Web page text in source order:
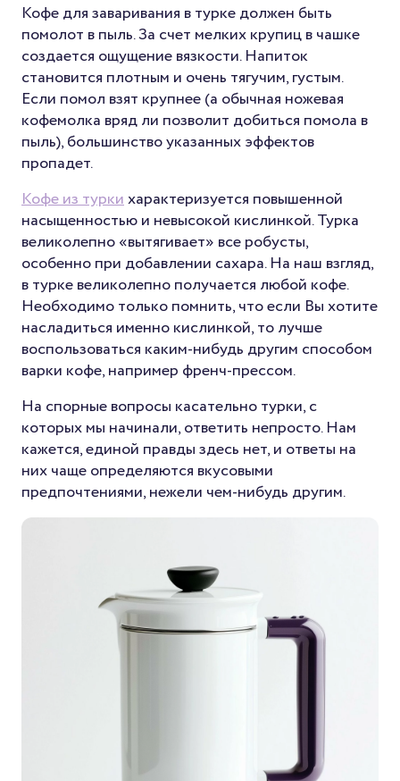
Кофе для заваривания в турке должен быть
помолот в пыль. За счет мелких крупиц в чашке
создается ощущение вязкости. Напиток
становится плотным и очень тягучим, густым.
Если помол взят крупнее (а обычная ножевая
кофемолка вряд ли позволит добиться помола в
пыль), большинство указанных эффектов
пропадет.
Кофе из туркихарактеризуется повышенной
насыщенностью и невысокой кислинкой. Турка
великолепно «вытягивает» все робусты,
особенно при добавлении сахара. На наш взгляд,
в турке великолепно получается любой кофе.
Необходимо только помнить, что если Вы хотите
насладиться именно кислинкой, то лучше
воспользоваться каким-нибудь другим способом
варки кофе, например френч-прессом.
На спорные вопросы касательно турки, с
которых мы начинали, ответить непросто. Нам
кажется, единой правды здесь нет, и ответы на
них чаще определяются вкусовыми
предпочтениями, нежели чем-нибудь другим.